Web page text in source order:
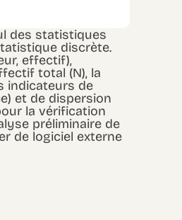
des statistiques
discrète.
effectif),
total (N), la
indicateurs de
et de dispersion
la vérification
préliminaire de
de logiciel externe